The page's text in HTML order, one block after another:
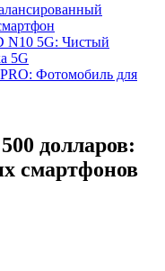
N10 5G: Чистый
5G
Фотомобиль для
долларов:
смартфонов